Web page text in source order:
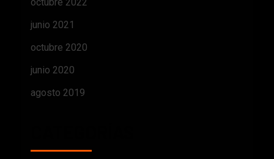
junio 2021
octubre 2020
junio 2020
agosto 2019